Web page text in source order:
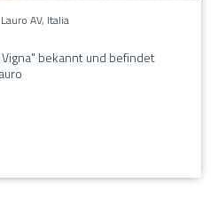
AV, Italia
bekannt und befindet